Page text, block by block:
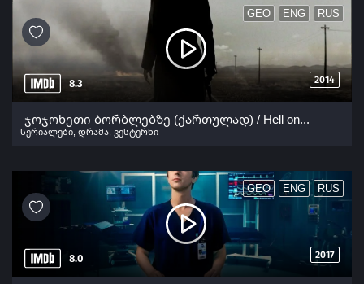
8.3 2014
GEO ENG RUS
ჯოჯოხეთი ბორბლებზე (ქართულად) / Hell on Wheels Season
სერიალები დრამა ვესტერნი
8.0 2017
GEO ENG RUS